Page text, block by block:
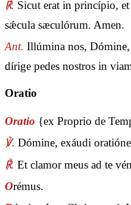
℟. Sicut erat in princípio,
sǽcula sæculórum. Amen.
Ant. Illúmina nos,
dírige pedes nostros in
Oratio
Oratio {ex Proprio de
℣. Dómine, exáudi
℟. Et clamor meus ad te
Orémus.